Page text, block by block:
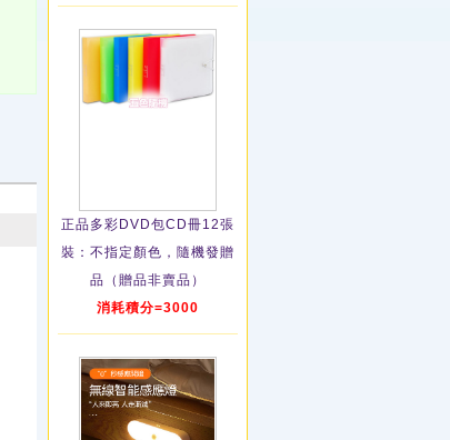
正品多彩DVD包CD冊12張
裝：不指定顏色，隨機發贈
品（贈品非賣品）
消耗積分=3000